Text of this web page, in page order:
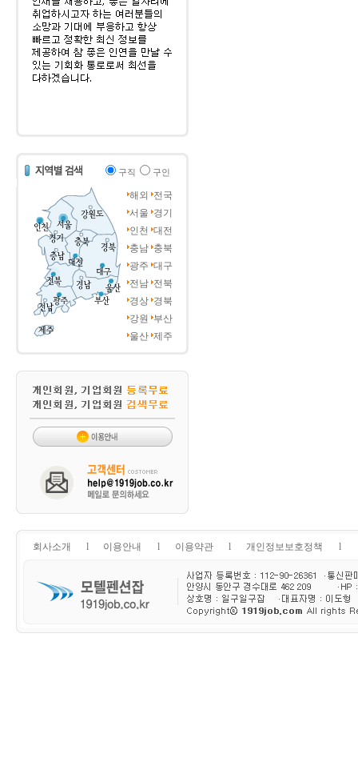
구직 구인
해외
전국
서울 경기
인천 대전
충남 충북
광주 대구
전남 전북
경상 경북
강원
부산
울산 제주
회사소개 l 이용안내 l 이용약관 l 개인정보보호정책 l